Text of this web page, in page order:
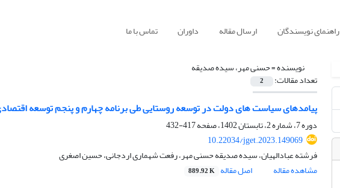
راهنمای نویسندگان ارسال مقاله داوران تماس با ما
نویسنده =حسنی مهر، سیده صدیقه
تعداد مقالات: 2
پیامدهای سیاست های دولت در توسعه روستایی طی برنامه چهارم و پنجم توسعه
دوره 7، شماره 2، تابستان 1402، صفحه
417-432
10.22034/jget.2023.149069
فرشته عبادالهیان، سیده صدیقه حسنی مهر، رفعت شهماری اردجانی، حسین اصغری
مشاهده مقاله
اصل مقاله 889.92 K